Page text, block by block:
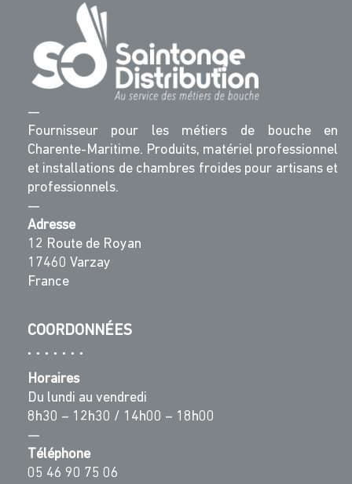
—
Fournisseur pour les métiers de bouche en
Charente-Maritime. Produits, matériel professionnel
et installations de chambres froides pour artisans et
professionnels.
—
Adresse
12 Route de Royan
17460 Varzay
France
COORDONNÉES
Horaires
Du lundi au vendredi
8h30 – 12h30 / 14h00 – 18h00
—
Téléphone
05 46 90 75 06